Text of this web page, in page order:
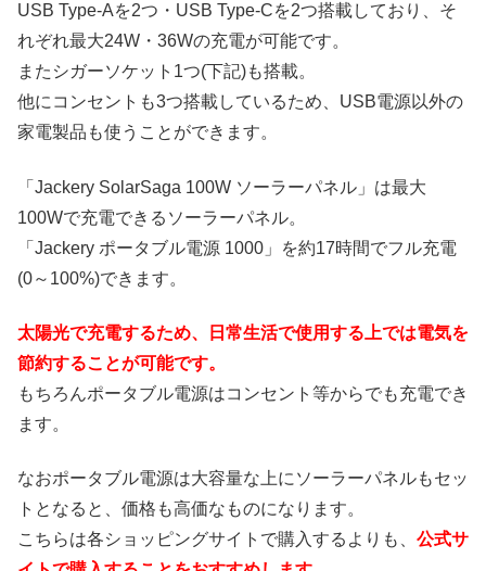
USB Type-Aを2つ・USB Type-Cを2つ搭載しており、そ
れぞれ最大24W・36Wの充電が可能です。
またシガーソケット1つ(下記)も搭載。
他にコンセントも3つ搭載しているため、USB電源以外の
家電製品も使うことができます。
「Jackery SolarSaga 100W ソーラーパネル」は最大
100Wで充電できるソーラーパネル。
「Jackery ポータブル電源 1000」を約17時間でフル充電
(0～100%)できます。
太陽光で充電するため、日常生活で使用する上では電気を
節約することが可能です。
もちろんポータブル電源はコンセント等からでも充電でき
ます。
なおポータブル電源は大容量な上にソーラーパネルもセッ
トとなると、価格も高価なものになります。
こちらは各ショッピングサイトで購入するよりも、 公式サ